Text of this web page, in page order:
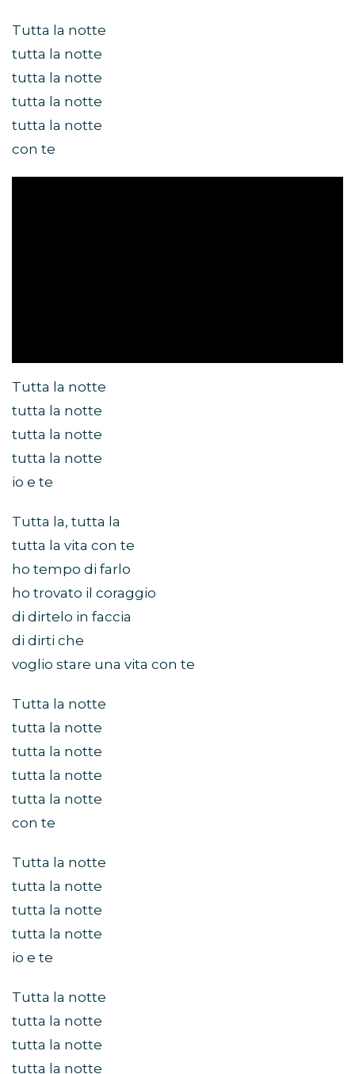
Tutta la notte
tutta la notte
tutta la notte
tutta la notte
tutta la notte
con te
Tutta la notte
tutta la notte
tutta la notte
tutta la notte
io e te
Tutta la, tutta la
tutta la vita con te
ho tempo di farlo
ho trovato il coraggio
di dirtelo in faccia
di dirti che
voglio stare una vita con te
Tutta la notte
tutta la notte
tutta la notte
tutta la notte
tutta la notte
con te
Tutta la notte
tutta la notte
tutta la notte
tutta la notte
io e te
Tutta la notte
tutta la notte
tutta la notte
tutta la notte